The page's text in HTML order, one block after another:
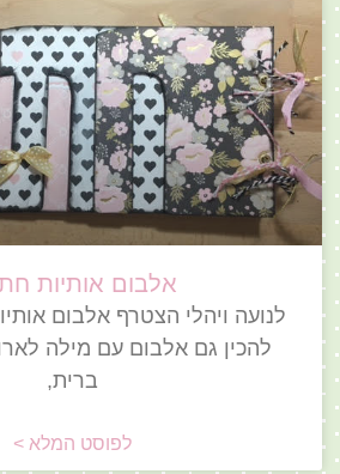
אלבום אותיות
לנועה ויהלי הצטרף אלבום
להכין גם אלבום עם מילה
ברית,
לפוסט המלא >